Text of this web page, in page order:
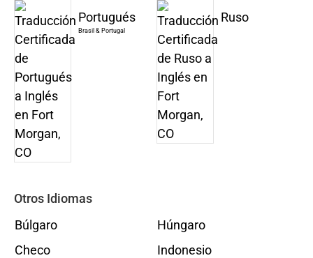
Portugués
Brasil & Portugal
Ruso
Otros Idiomas
Búlgaro
Checo
Húngaro
Indonesio